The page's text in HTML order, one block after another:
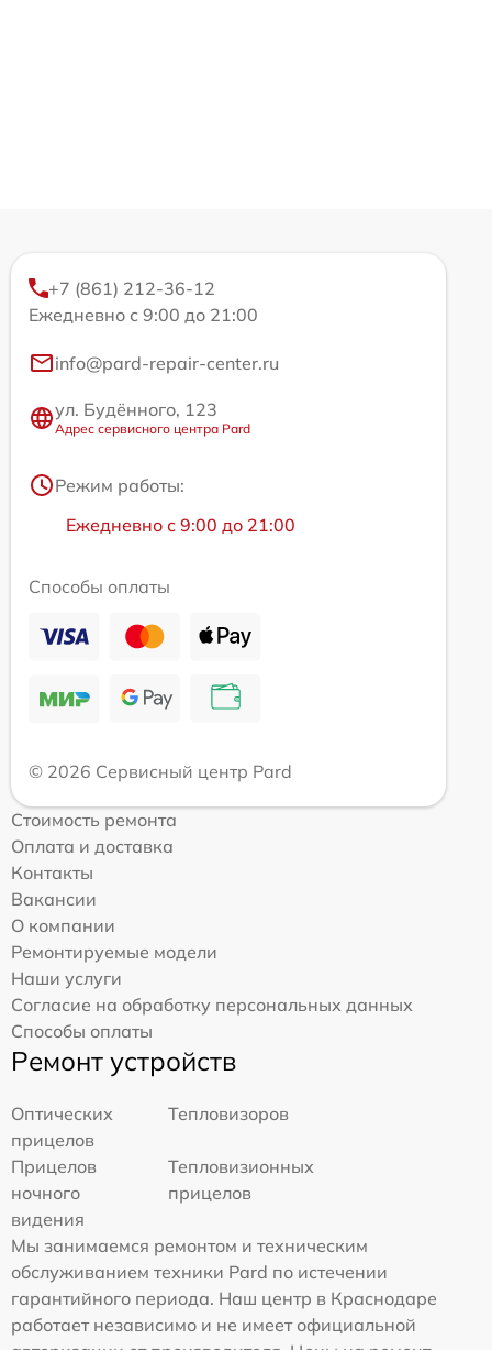
+7 (861) 212-36-12
Ежедневно с 9:00 до 21:00
info@pard-repair-center.ru
ул. Будённого, 123
Адрес сервисного центра Pard
Режим работы:
Ежедневно с 9:00 до 21:00
Способы оплаты
© 2026 Сервисный центр Pard
Стоимость ремонта
Оплата и доставка
Контакты
Вакансии
О компании
Ремонтируемые модели
Наши услуги
Согласие на обработку персональных данных
Способы оплаты
Ремонт устройств
Оптических
прицелов
Тепловизоров
Прицелов
ночного
видения
Тепловизионных
прицелов
Мы занимаемся ремонтом и техническим
обслуживанием техники Pard по истечении
гарантийного периода. Наш центр в Краснодаре
работает независимо и не имеет официальной